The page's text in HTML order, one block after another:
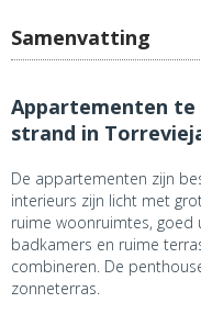
Samenvatting
Appartementen te
strand in
De appartementen zijn
interieurs zijn licht met
ruime woonruimtes, goed
badkamers en ruime
combineren. De
zonneterras.